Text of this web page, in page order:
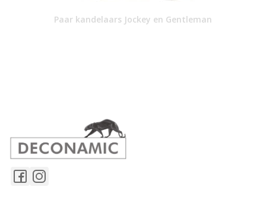
Paar kandelaars Jockey en Gentleman